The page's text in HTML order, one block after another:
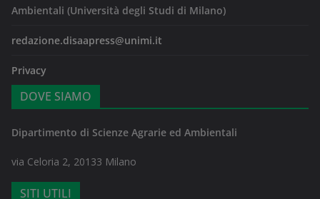
Ambientali (Università degli Studi di Milano)
redazione.disaapress@unimi.it
Privacy
DOVE SIAMO
Dipartimento di Scienze Agrarie ed Ambientali
via Celoria 2, 20133 Milano
SITI UTILI